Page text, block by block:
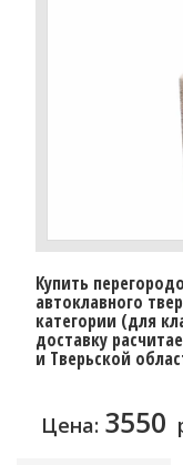
Купить
автоклавного
категории (для
доставку
и Тверьской
Цена: 3550